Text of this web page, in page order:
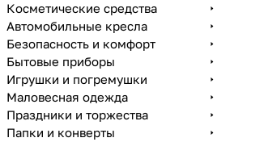
Косметические средства
Автомобильные кресла
Безопасность и комфорт
Бытовые приборы
Игрушки и погремушки
Маловесная одежда
Праздники и торжества
Папки и конверты